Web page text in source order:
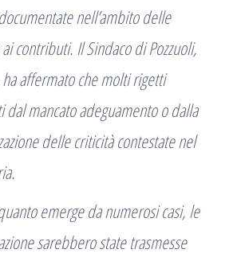
nell’ambito delle
contributi. Il Sindaco di Pozzuoli,
affermato che molti rigetti
mancato adeguamento o dalla
delle criticità contestate nel
emerge da numerosi casi, le
sarebbero state trasmesse